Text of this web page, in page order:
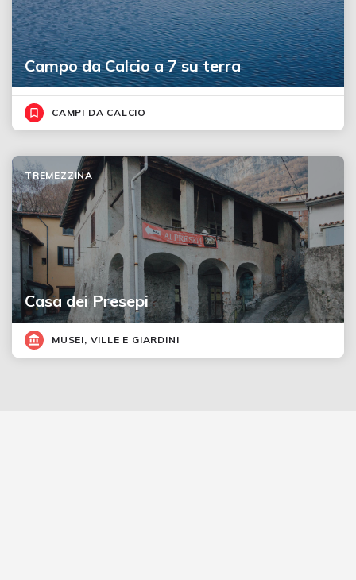
Campo da Calcio a 7 su terra
CAMPI DA CALCIO
Casa dei Presepi
TREMEZZINA
MUSEI, VILLE E GIARDINI